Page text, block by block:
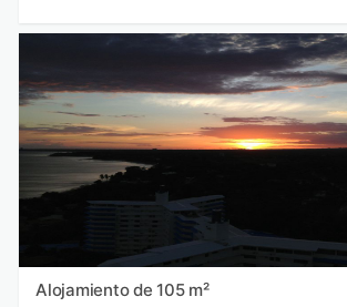
Alojamiento de 105 m²